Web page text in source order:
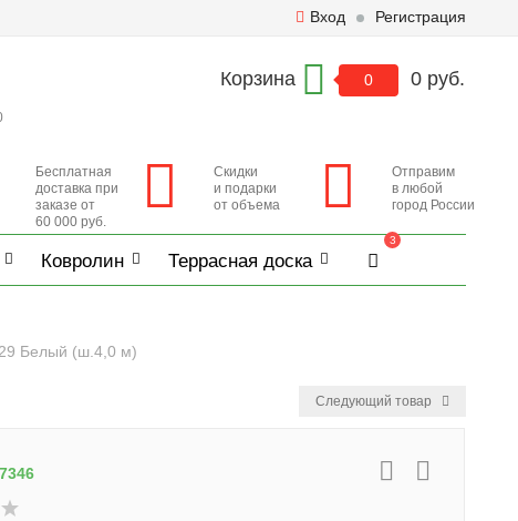
Вход Регистрация
Корзина 0 0 руб.
Бесплатная
доставка при
заказе от
60 000 руб.
Скидки
и подарки
от объема
Отправим
в любой
город России
Ковролин Террасная доска
3
Белый (ш.4,0 м)
Следующий товар
7346